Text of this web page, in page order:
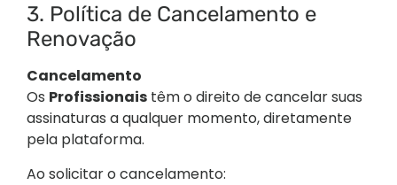
3. Política de Cancelamento e
Renovação
Cancelamento
Os Profissionaistêm o direito de cancelar suas
assinaturas a qualquer momento, diretamente
pela plataforma.
Ao solicitar o cancelamento: